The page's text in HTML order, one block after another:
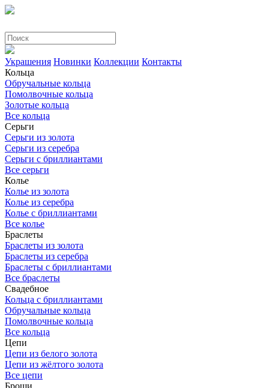
Украшения Новинки Коллекции Контакты
Кольца
Обручальные кольца
Помолвочные кольца
Золотые кольца
Все кольца
Серьги
Серьги из золота
Серьги из серебра
Серьги с бриллиантами
Все серьги
Колье
Колье из золота
Колье из серебра
Колье с бриллиантами
Все колье
Браслеты
Браслеты из золота
Браслеты из серебра
Браслеты с бриллиантами
Все браслеты
Свадебное
Кольца с бриллиантами
Обручальные кольца
Помолвочные кольца
Все кольца
Цепи
Цепи из белого золота
Цепи из жёлтого золота
Все цепи
Броши